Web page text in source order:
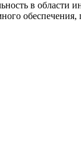
в области